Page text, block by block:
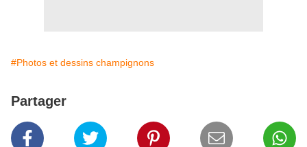
#Photos et dessins champignons
Partager